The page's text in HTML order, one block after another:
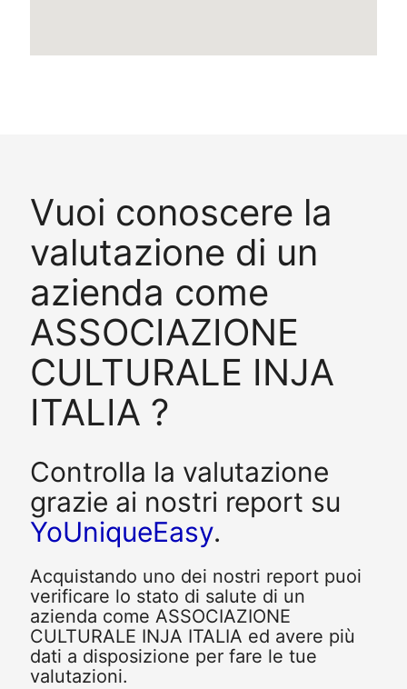
Vuoi conoscere la
valutazione di un
azienda come
ASSOCIAZIONE
CULTURALE INJA
ITALIA ?
Controlla la valutazione
grazie ai nostri report su
YoUniqueEasy.
Acquistando uno dei nostri report puoi
verificare lo stato di salute di un
azienda come ASSOCIAZIONE
CULTURALE INJA ITALIA ed avere più
dati a disposizione per fare le tue
valutazioni.